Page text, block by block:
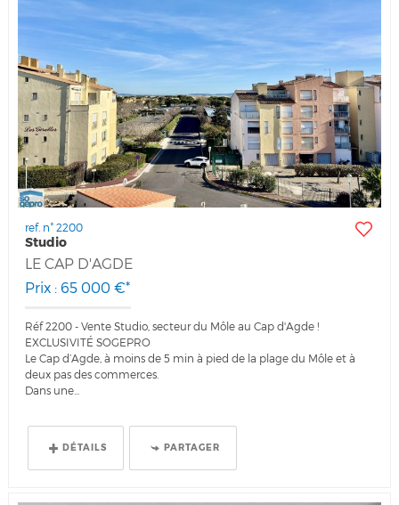
ref. n° 2200
Studio
LE CAP D'AGDE
Prix : 65 000 €*
Réf 2200 - Vente Studio, secteur du Môle au Cap d'Agde !
EXCLUSIVITÉ SOGEPRO
Le Cap d’Agde, à moins de 5 min à pied de la plage du Môle et à
deux pas des commerces.
Dans une...
DÉTAILS PARTAGER